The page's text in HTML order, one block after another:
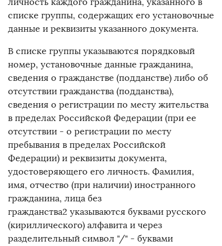
списке группы, содержащих его установочные
данные и реквизиты указанного документа.
В списке группы указываются порядковый
номер, установочные данные гражданина,
сведения о гражданстве (подданстве) либо об
отсутствии гражданства (подданства),
сведения о регистрации по месту жительства
в пределах Российской Федерации (при ее
отсутствии - о регистрации по месту
пребывания в пределах Российской
Федерации) и реквизиты документа,
удостоверяющего его личность. Фамилия,
имя, отчество (при наличии) иностранного
гражданина, лица без
гражданства2 указываются буквами русского
(кириллического) алфавита и через
разделительный символ "/" - буквами